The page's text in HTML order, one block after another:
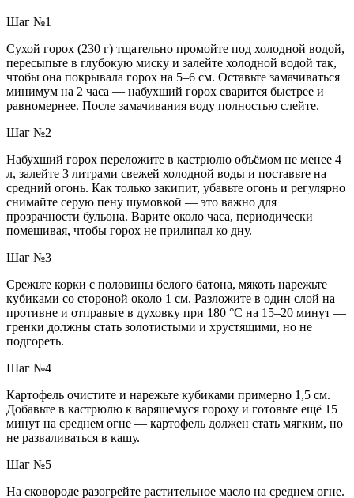
Шаг №1
Сухой горох (230 г) тщательно промойте под холодной водой,
пересыпьте в глубокую миску и залейте холодной водой так,
чтобы она покрывала горох на 5–6 см. Оставьте замачиваться
минимум на 2 часа — набухший горох сварится быстрее и
равномернее. После замачивания воду полностью слейте.
Шаг №2
Набухший горох переложите в кастрюлю объёмом не менее 4
л, залейте 3 литрами свежей холодной воды и поставьте на
средний огонь. Как только закипит, убавьте огонь и регулярно
снимайте серую пену шумовкой — это важно для
прозрачности бульона. Варите около часа, периодически
помешивая, чтобы горох не прилипал ко дну.
Шаг №3
Срежьте корки с половины белого батона, мякоть нарежьте
кубиками со стороной около 1 см. Разложите в один слой на
противне и отправьте в духовку при 180 °C на 15–20 минут —
гренки должны стать золотистыми и хрустящими, но не
подгореть.
Шаг №4
Картофель очистите и нарежьте кубиками примерно 1,5 см.
Добавьте в кастрюлю к варящемуся гороху и готовьте ещё 15
минут на среднем огне — картофель должен стать мягким, но
не разваливаться в кашу.
Шаг №5
На сковороде разогрейте растительное масло на среднем огне.